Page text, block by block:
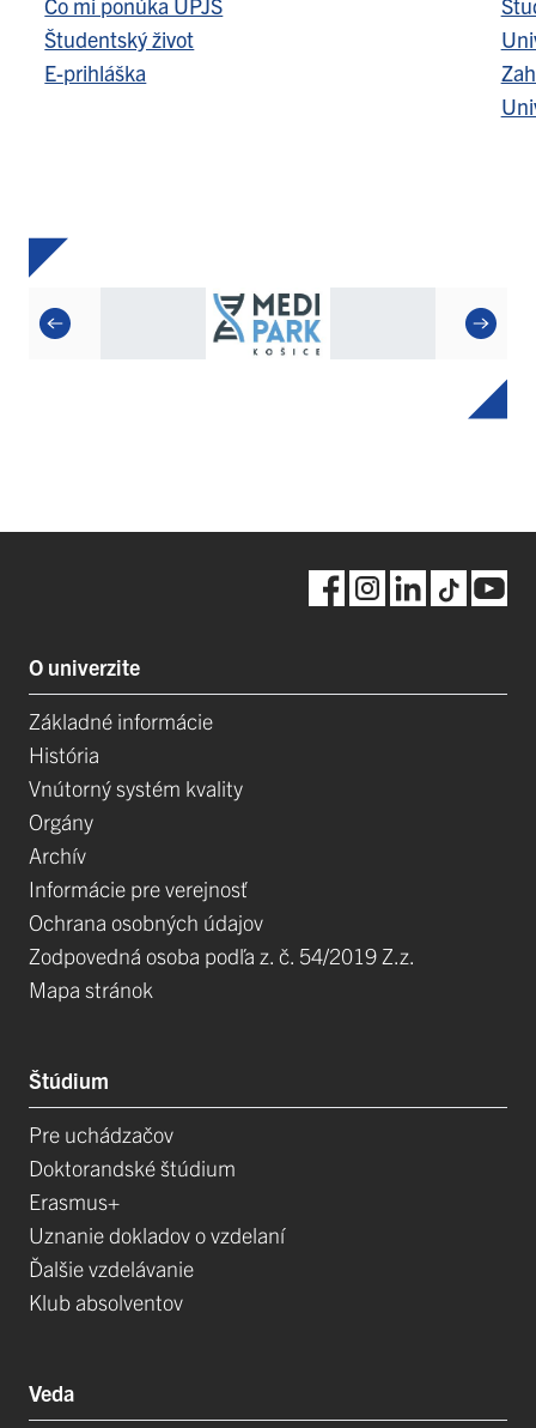
Študentský život
E-prihláška
O univerzite
Základné informácie
História
Vnútorný systém kvality
Orgány
Archív
Informácie pre verejnosť
Ochrana osobných údajov
Zodpovedná osoba podľa z. č. 54/2019 Z.z.
Mapa stránok
Štúdium
Pre uchádzačov
Doktorandské štúdium
Erasmus+
Uznanie dokladov o vzdelaní
Ďalšie vzdelávanie
Klub absolventov
Veda